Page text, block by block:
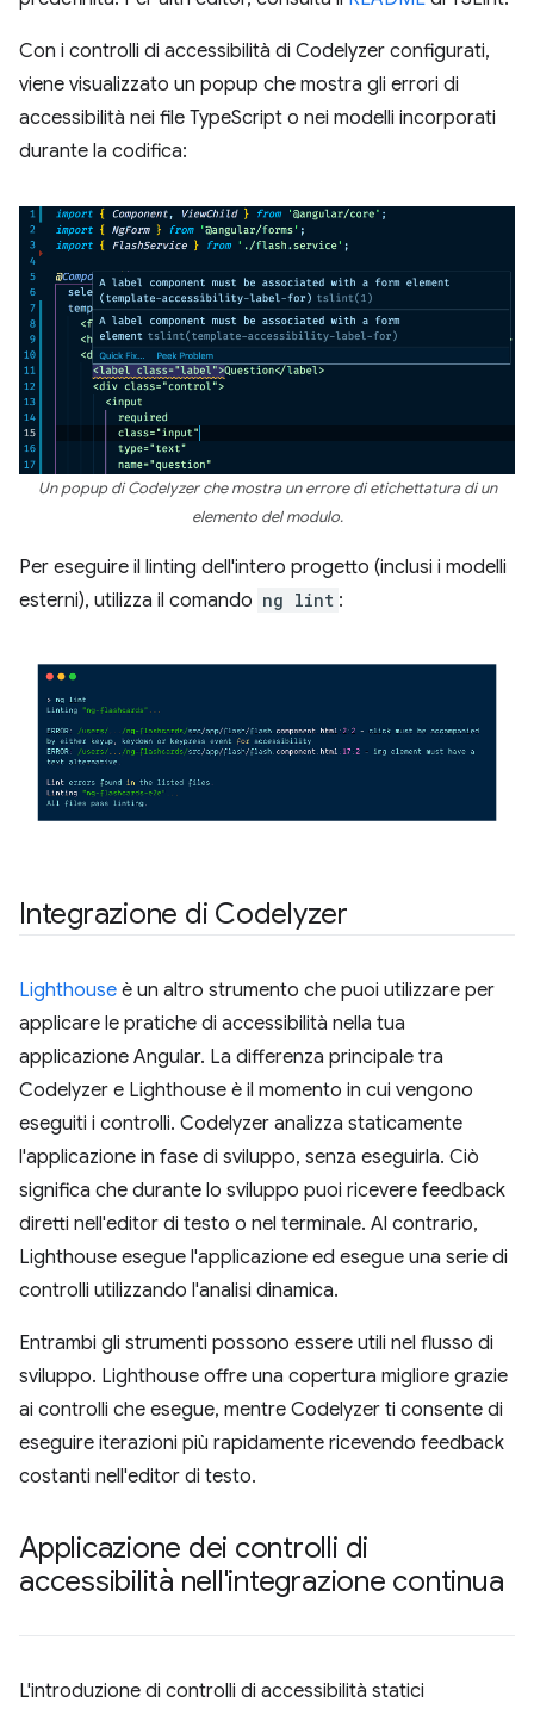
Con i controlli di accessibilità di Codelyzer configurati,
viene visualizzato un popup che mostra gli errori di
accessibilità nei file TypeScript o nei modelli incorporati
durante la codifica:
Un popup di Codelyzer che mostra un errore di etichettatura di un
elemento del modulo.
Per eseguire il linting dell'intero progetto (inclusi i modelli
esterni), utilizza il comando ng lint :
Integrazione di Codelyzer
Lighthouse è un altro strumento che puoi utilizzare per
applicare le pratiche di accessibilità nella tua
applicazione Angular. La differenza principale tra
Codelyzer e Lighthouse è il momento in cui vengono
eseguiti i controlli. Codelyzer analizza staticamente
l'applicazione in fase di sviluppo, senza eseguirla. Ciò
significa che durante lo sviluppo puoi ricevere feedback
diretti nell'editor di testo o nel terminale. Al contrario,
Lighthouse esegue l'applicazione ed esegue una serie di
controlli utilizzando l'analisi dinamica.
Entrambi gli strumenti possono essere utili nel flusso di
sviluppo. Lighthouse offre una copertura migliore grazie
ai controlli che esegue, mentre Codelyzer ti consente di
eseguire iterazioni più rapidamente ricevendo feedback
costanti nell'editor di testo.
Applicazione dei controlli di
accessibilità nell'integrazione continua
L'introduzione di controlli di accessibilità statici